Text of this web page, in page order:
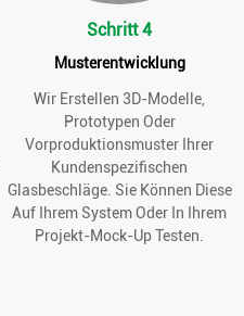
Schritt 4
Musterentwicklung
Wir Erstellen 3D-Modelle,
Prototypen Oder
Vorproduktionsmuster Ihrer
Kundenspezifischen
Glasbeschläge. Sie Können Diese
Auf Ihrem System Oder In Ihrem
Projekt-Mock-Up Testen.